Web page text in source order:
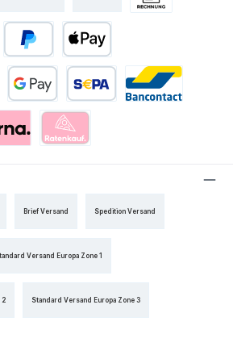
Brief Versand Spedition Versand
Versand Europa Zone 1
2 Standard Versand Europa Zone 3